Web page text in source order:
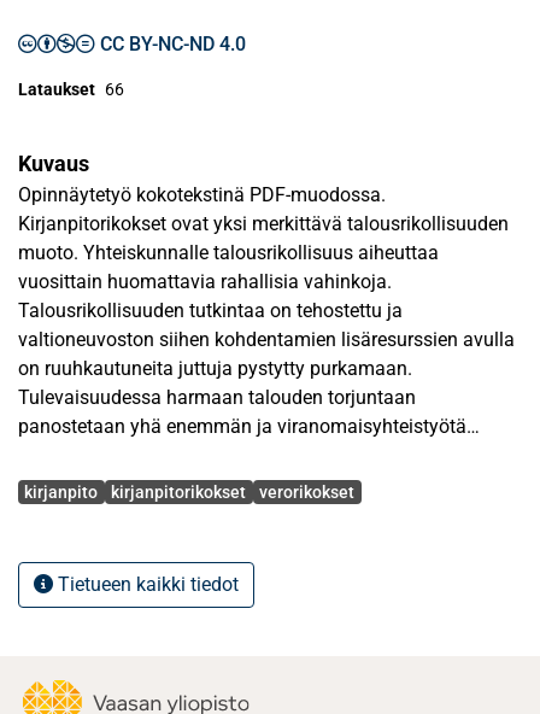
CC BY-NC-ND 4.0
Lataukset 66
Kuvaus
Opinnäytetyö kokotekstinä PDF-muodossa.
Kirjanpitorikokset ovat yksi merkittävä talousrikollisuuden
muoto. Yhteiskunnalle talousrikollisuus aiheuttaa
vuosittain huomattavia rahallisia vahinkoja.
Talousrikollisuuden tutkintaa on tehostettu ja
valtioneuvoston siihen kohdentamien lisäresurssien avulla
on ruuhkautuneita juttuja pystytty purkamaan.
Tulevaisuudessa harmaan talouden torjuntaan
panostetaan yhä enemmän ja viranomaisyhteistyötä
yleisin poliisin tietoon tuleva talousrikos. Verohallinto tekee
Kirjanpitorikos on sidoksissa kirjapitoon ja kirjanpitolakiin.
Kirjanpitorikoksen tekijä on lähtökohtaisesti sidottu
Avainsanat
kirjanpito kirjanpitorikokset verorikokset
Tietueen kaikki tiedot